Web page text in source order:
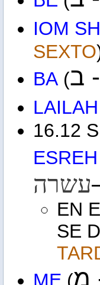
IOM
SEXTO
BA (ב
LAILAH
16.12
ESREH
עשרה
EN
SE
ME (מ